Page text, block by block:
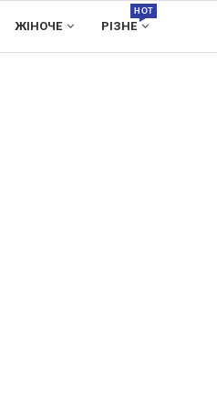
ЖІНОЧЕ РІЗНЕ
HOT